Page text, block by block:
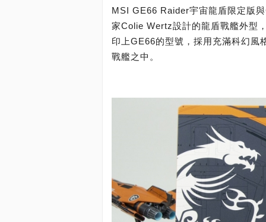
MSI GE66 Raider宇宙龍盾限定版
家Colie Wertz設計的龍盾戰艦外型
印上GE66的型號，採用充滿科幻風
戰艦之中。